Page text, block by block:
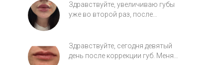
Здравствуйте, увеличиваю губы
уже во второй раз, после
нормальная а вторая очень
сильно западает с слизистую.
Здравствуйте, сегодня девятый
день после коррекции губ. Меня